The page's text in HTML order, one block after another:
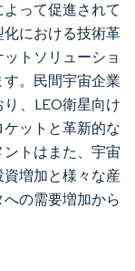
って促進されて
における技術革
トソリューショ
。民間宇宙企業
、LEO衛星向け
ットと革新的な
トはまた、宇宙
増加と様々な産
の需要増加から